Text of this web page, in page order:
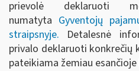
prievolė deklaruoti
numatyta Gyventojų
straipsnyje. Detalesnė
privalo deklaruoti konkrečių
pateikiama žemiau